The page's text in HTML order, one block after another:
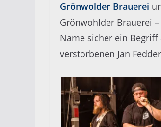
Grönwolder Brauerei
Grönwohlder Brauerei
Name sicher ein Begriff
verstorbenen Jan